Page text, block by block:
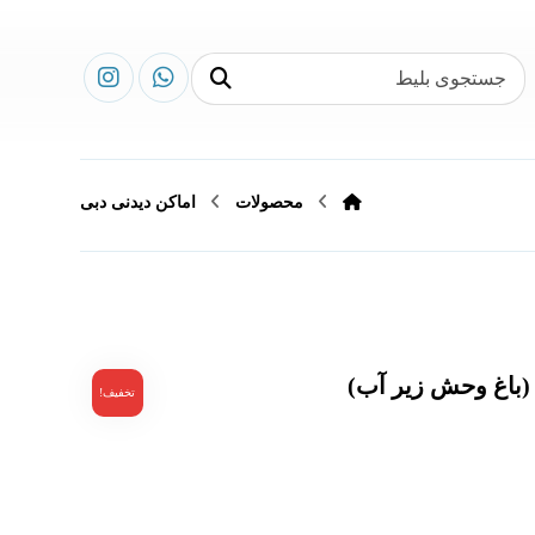
محصولات اماکن دیدنی دبی
تخفیف! (باغ وحش زیر آب)